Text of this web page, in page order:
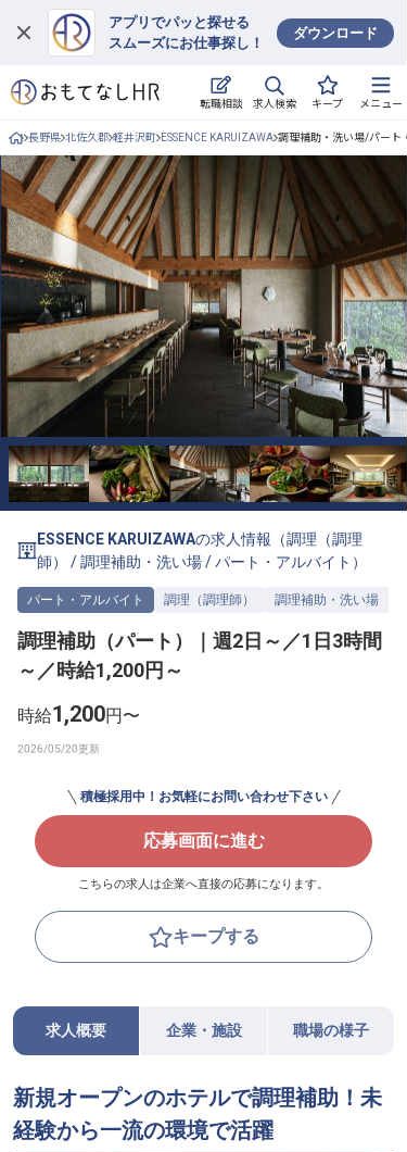
アプリでパッと探せる
スムーズにお仕事探し！
ダウンロード
転職相談 求人検索 キープ メニュー
ログイン
求人・施設を探す
キープした求人
就職・転職 合同説明会
おもてなしHRについて
ご利用の流れ
よくある質問
ホテル・宿泊業界情報コラム
無料 転職サポートに申し込む
長野県 北佐久郡 軽井沢町 ESSENCE KARUIZAWA 調理補助・洗い場/パート
ESSENCE KARUIZAWAの求人情報（調理（調理
師）
/調理補助・洗い場/パート・アルバイト ）
パート・アルバイト 調理（調理師） 調理補助・洗い場
調理補助（パート）｜週2日～／1日3時間
～／時給1,200円～
時給1,200円〜
積極採用中！お気軽にお問い合わせ下さい
応募画面に進む
こちらの求人は企業へ直接の応募になります。
キープする
求人概要 企業・施設 職場の様子
新規オープンのホテルで調理補助！未
経験から一流の環境で活躍